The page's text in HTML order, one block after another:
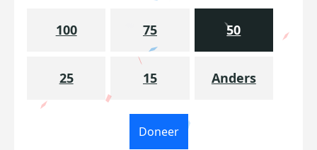
100 75 50
25 15 Anders
Doneer